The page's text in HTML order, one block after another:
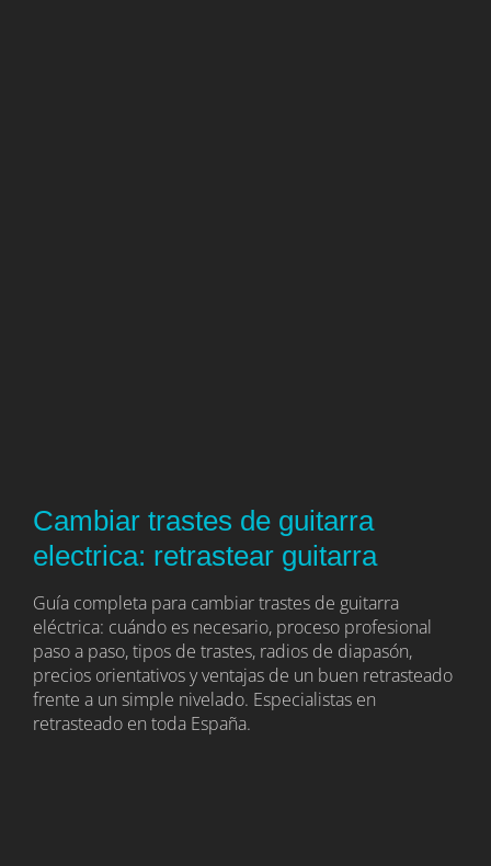
Cambiar trastes de guitarra
electrica: retrastear guitarra
Guía completa para cambiar trastes de guitarra
eléctrica: cuándo es necesario, proceso profesional
paso a paso, tipos de trastes, radios de diapasón,
precios orientativos y ventajas de un buen retrasteado
frente a un simple nivelado. Especialistas en
retrasteado en toda España.